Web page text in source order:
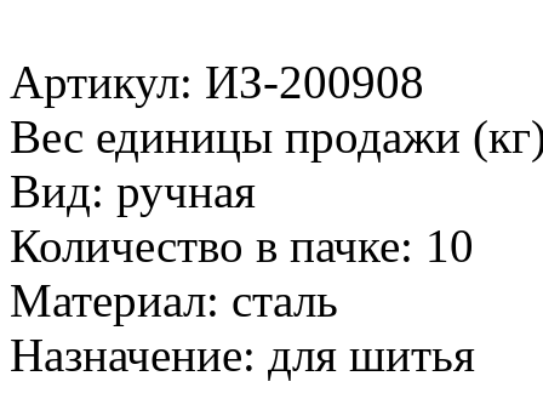
Артикул: ИЗ-200908
Вес единицы продажи
Вид: ручная
Количество в пачке: 10
Материал: сталь
Назначение: для шитья